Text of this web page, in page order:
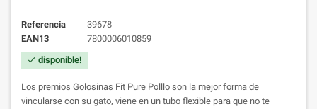
Referencia
39678
EAN13
7800006010859
check disponible!
Los premios Golosinas Fit Pure Polllo son la mejor forma de
vincularse con su gato, viene en un tubo flexible para que no te